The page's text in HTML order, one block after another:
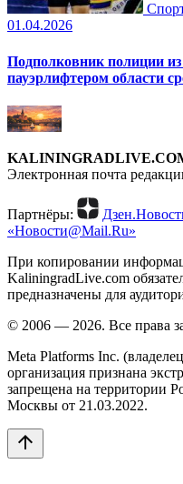
01.04.2026
Подполковник полиции
пауэрлифтером области
Электронная почта
Партнёры:
«Новости@Mail.Ru»
При копировании
KaliningradLive.com
предназначены для
© 2006 — 2026. Все права
Meta Platforms Inc.
организация признана
запрещена на территории
Москвы от 21.03.2022.
arrow_upward